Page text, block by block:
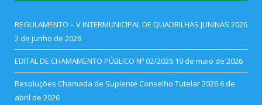
REGULAMENTO – V INTERMUNICIPAL DE QUADRILHAS JUNINAS 2026
2 de junho de 2026
EDITAL DE CHAMAMENTO PÚBLICO Nº 02/2026 19 de maio de 2026
Resoluções Chamada de Suplente Conselho Tutelar 2026 6 de
abril de 2026